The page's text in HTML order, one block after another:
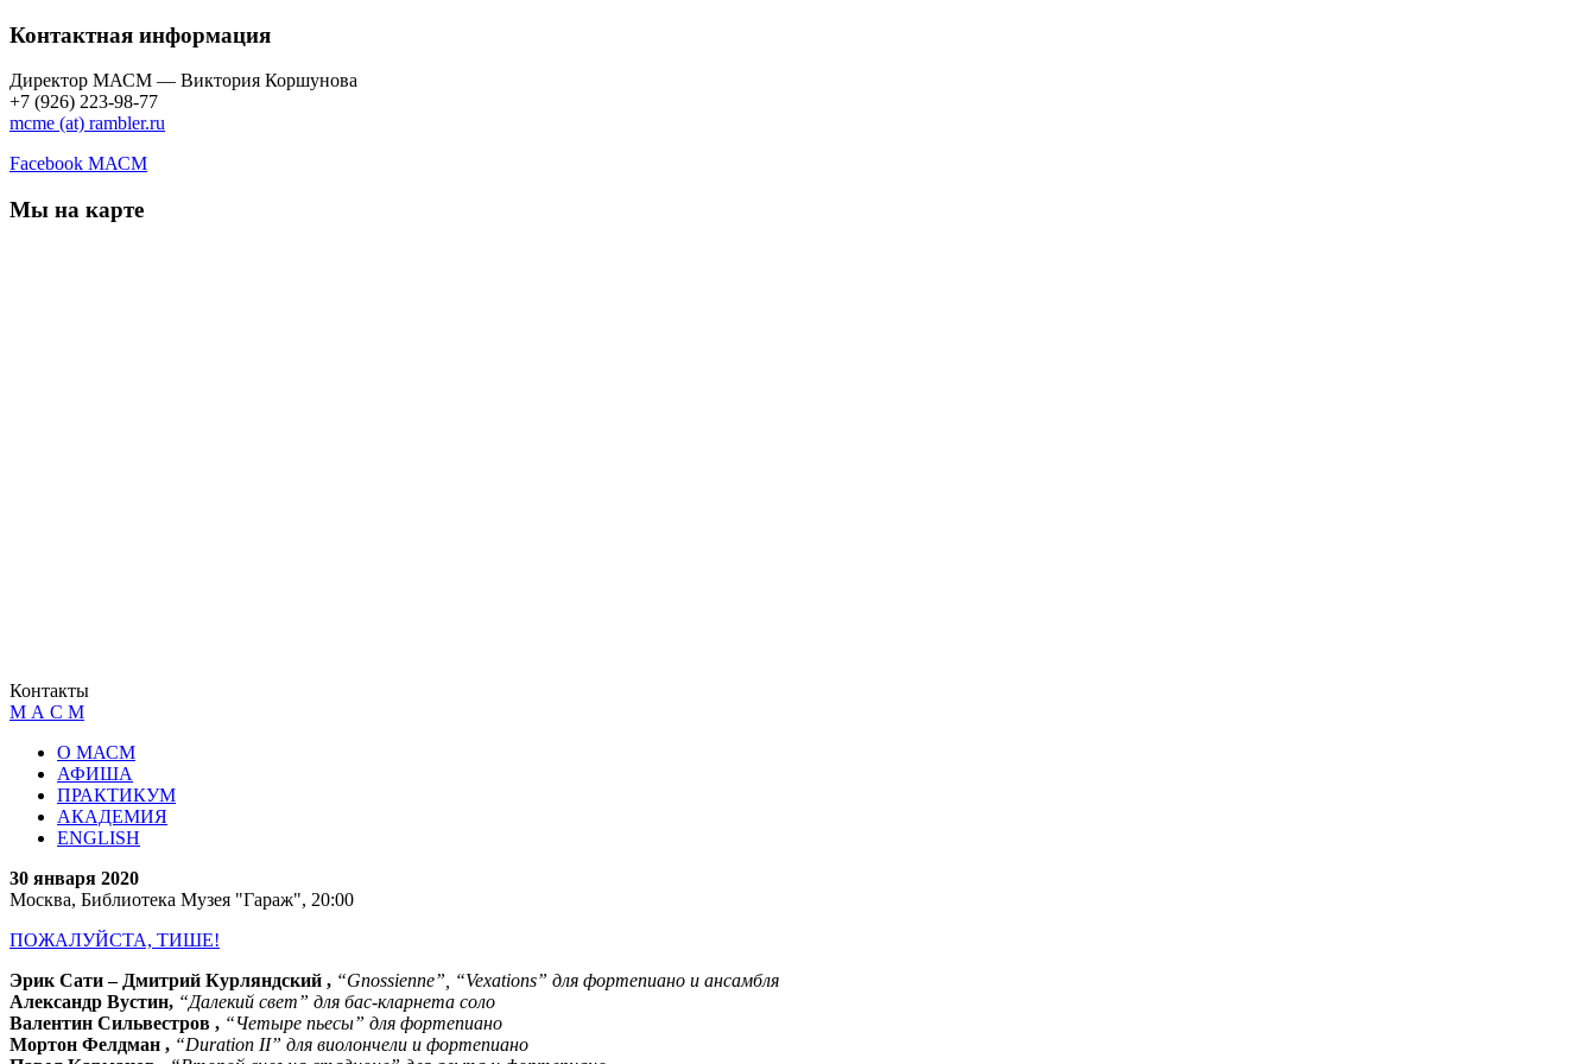
Контактная информация
Директор МАСМ — Виктория Коршунова
+7 (926) 223-98-77
mcme (at) rambler.ru
Facebook МАСМ
Мы на карте
Контакты
М А С М
О МАСМ
АФИША
ПРАКТИКУМ
АКАДЕМИЯ
ENGLISH
30 января 2020
Москва, Библиотека Музея "Гараж", 20:00
ПОЖАЛУЙСТА, ТИШЕ!
Эрик Cати – Дмитрий Курляндский , “Gnossienne”, “Vexations” для фортепиано и ансамбля
Александр Вустин, “Далекий свет” для бас-кларнета соло
Валентин Сильвестров , “Четыре пьесы” для фортепиано
Мортон Фелдман , “Duration II” для виолончели и фортепиано